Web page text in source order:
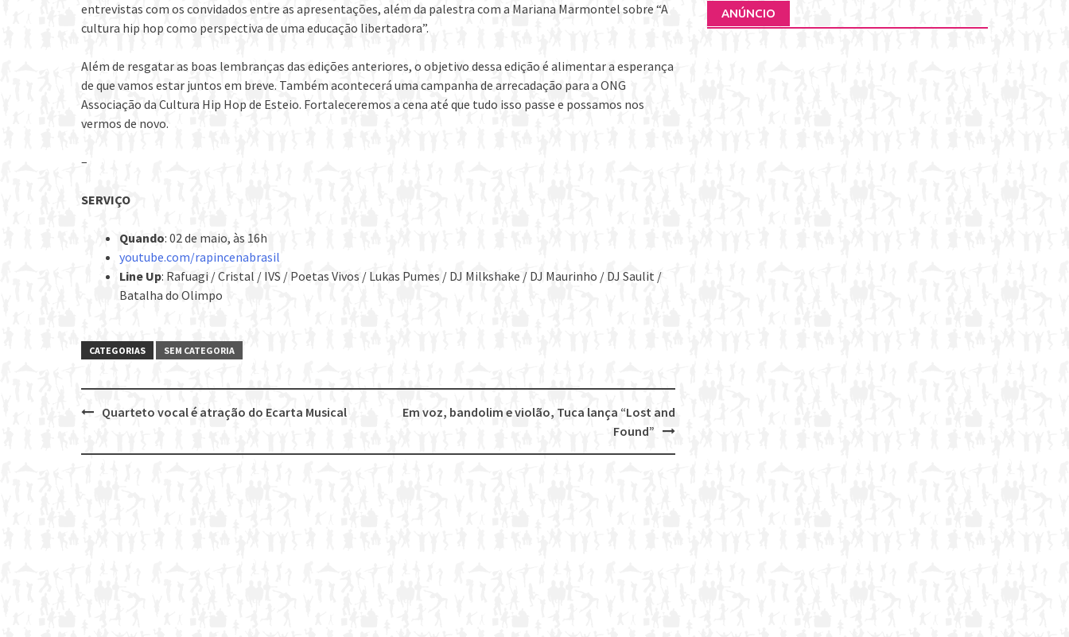
entrevistas com os convidados entre as apresentações, além da palestra com a Mariana Marmontel sobre “A
cultura hip hop como perspectiva de uma educação libertadora”.
Além de resgatar as boas lembranças das edições anteriores, o objetivo dessa edição é alimentar a esperança
de que vamos estar juntos em breve. Também acontecerá uma campanha de arrecadação para a ONG
Associação da Cultura Hip Hop de Esteio. Fortaleceremos a cena até que tudo isso passe e possamos nos
vermos de novo.
–
SERVIÇO
Quando: 02 de maio, às 16h
youtube.com/rapincenabrasil
Line Up: Rafuagi / Cristal / IVS / Poetas Vivos / Lukas Pumes / DJ Milkshake / DJ Maurinho / DJ Saulit /
Batalha do Olimpo
CATEGORIAS SEM CATEGORIA
navigation
Em voz, bandolim e violão, Tuca lança “Lost and
Found”
Quarteto vocal é atração do Ecarta Musical
ANÚNCIO